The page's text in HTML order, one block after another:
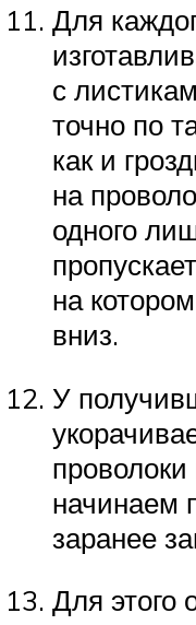
Для
с
точно по
как и
на
одного
на
вниз.
У
начинаем
заранее
Для этого